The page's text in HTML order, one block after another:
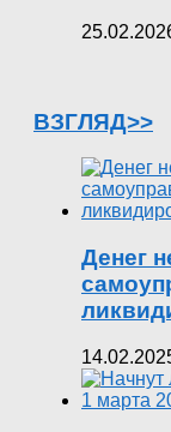
ВЗГЛЯД>>
Денег